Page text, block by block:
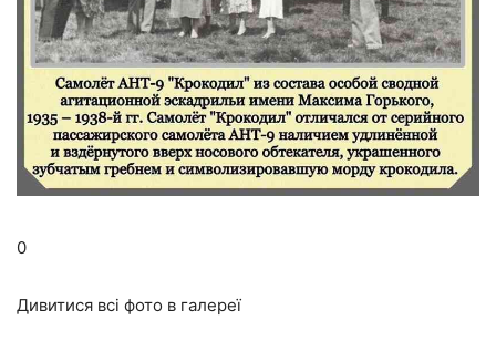
0
Дивитися всі фото в галереї